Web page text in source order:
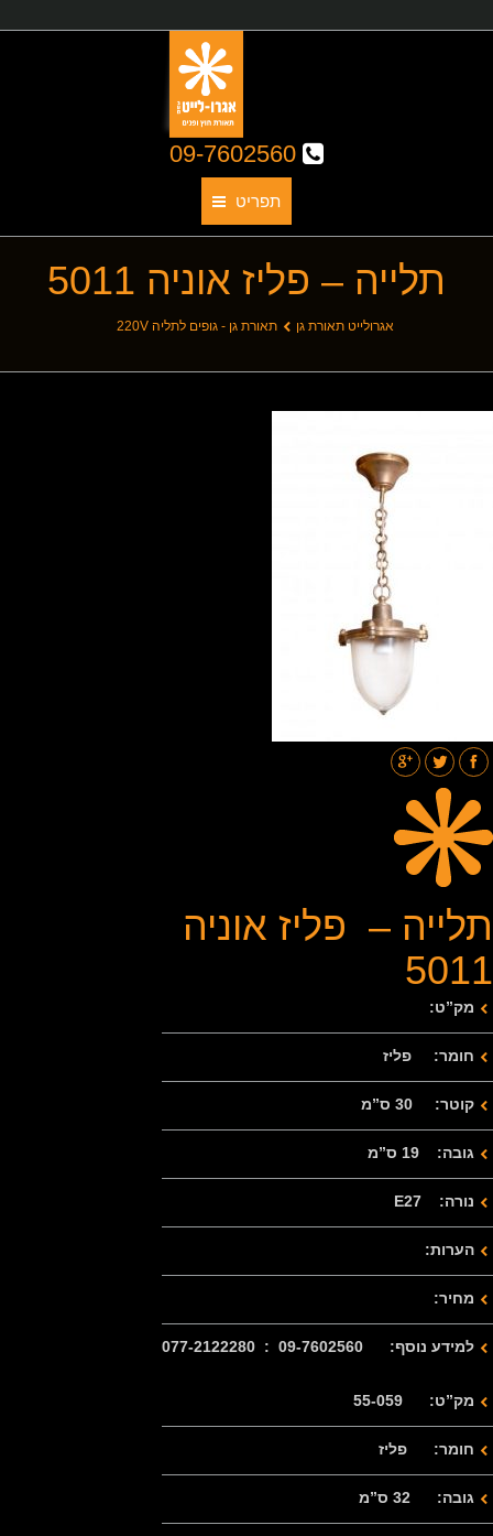
תפריט
תאורת גן
אודותינו
תאורת חוץ
בלוג
גלריות
צור קשר
תלייה – פליז אוניה 5011
אגרולייט תאורת גן תאורת גן - גופים לתליה 220V
תלייה – פליז אוניה
5011
מק”ט:
חומר: פליז
קוטר: 30 ס”מ
גובה: 19 ס”מ
נורה: E27
הערות:
מחיר:
למידע נוסף: 09-7602560 : 077-2122280
מק”ט: 55-059
חומר: פליז
גובה: 32 ס”מ